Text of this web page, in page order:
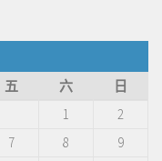
五 六
日
1
2
7 8
9